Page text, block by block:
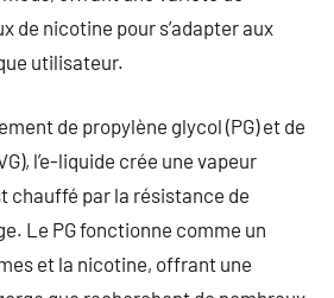
de nicotine pour s’adapter aux
utilisateur.
de propylène glycol (PG) et de
l’e-liquide crée une vapeur
chauffé par la résistance de
Le PG fonctionne comme un
et la nicotine, offrant une